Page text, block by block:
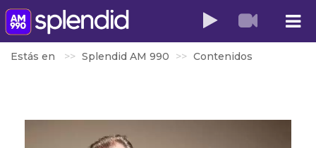
Estás en Splendid AM 990 Contenidos